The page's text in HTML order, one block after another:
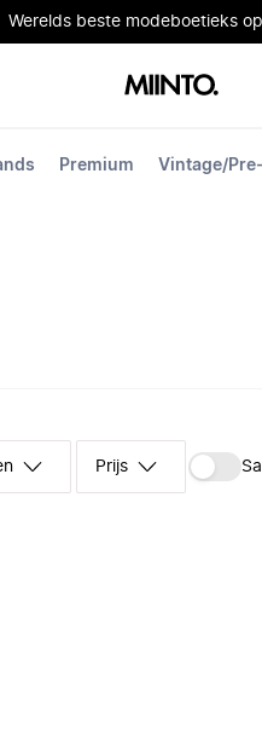
Werelds beste modeboetieks
Premium Vintage/
Prijs